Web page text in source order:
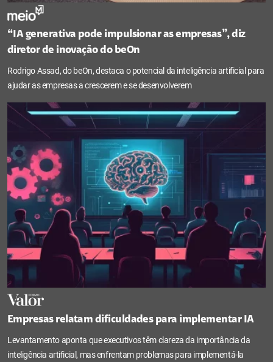
“IA generativa pode impulsionar as empresas”, diz
diretor de inovação do beOn
Rodrigo Assad, do beOn, destaca o potencial da inteligência artificial para
ajudar as empresas a crescerem e se desenvolverem
Empresas relatam dificuldades para implementar IA
Levantamento aponta que executivos têm clareza da importância da
inteligência artificial, mas enfrentam problemas para implementá-la